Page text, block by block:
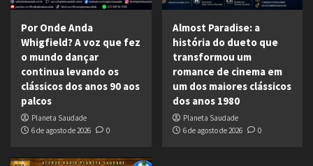
Por Onde Anda
Whigfield? A voz que fez
o mundo dançar
continua levando os
clássicos dos anos 90 aos
palcos
Planeta Saudade
6 de agosto de 2026
0
Almost Paradise: a
história do dueto que
transformou um
romance de cinema em
um dos maiores clássicos
dos anos 1980
Planeta Saudade
6 de agosto de 2026
0